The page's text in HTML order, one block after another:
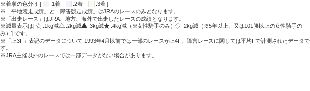
※着順の色分け [
:1着 :2着
:3着 ]
※「平地競走成績」と「障害競走成績」はJRAのレースのみとなります。
※「出走レース」はJRA、地方、海外で出走したレースの成績となります。
※減量表示は[
:1kg減 :2kg減 :3kg減 :4kg減（※女性騎手のみ）
:2kg減（※5年以上、又は101勝以上の女性騎手の
み）] です。
※「上3F」表記のデータについて 1993年4月以前では一部のレースが上4F、障害レースに関しては平均Fで計測されたデータで
す。
※JRA主催以外のレースでは一部データがない場合があります。